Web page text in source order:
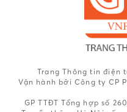
Trang Thông tin điện
Vận hành bởi Công ty CP
GP TTĐT Tổng hợp số